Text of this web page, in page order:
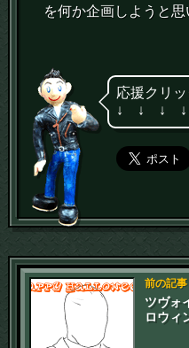
を何か企画しようと思
応援クリッ
↓ ↓ ↓
前の記事
ツヴォ
ロウィ